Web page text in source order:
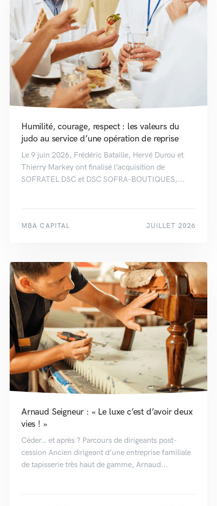
Humilité, courage, respect : les valeurs du
judo au service d’une opération de reprise
Le 9 juin 2026, Frédéric Bataille, Hervé Durou et
Thierry Markey ont finalisé l’acquisition de
SOFRATEL DSC et DSC SOFRA-BOUTIQUES,...
MBA CAPITAL JUILLET 2026
Arnaud Seigneur : « Le luxe c’est d’avoir deux
vies ! »
Céder… et après ? Parcours de dirigeants post-
cession Ancien dirigeant d’une entreprise familiale
de tapisserie très haut de gamme, Arnaud...